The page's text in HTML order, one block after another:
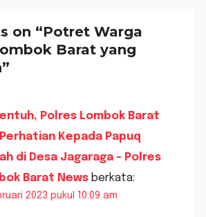
on “Potret Warga
Barat yang
Polres Lombok Barat
Kepada Papuq
di Desa Jagaraga - Polres
Barat News berkata:
2023 pukul 10:09 am